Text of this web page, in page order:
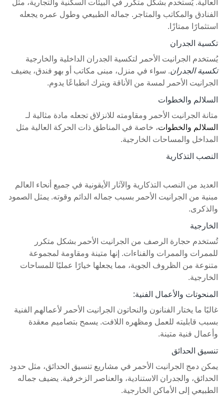
العالية. يُستخدم بشكل متكرر في البيئات السكنية والتجارية، مثل
الفنادق والمكاتب والمتاجر. جماله الطبيعي وطول عمره يجعله
استثمارًا ممتازًا.
تكسية الجدران
يُستخدم الجرانيت الأحمر لتكسية الجدران الداخلية والخارجية
تكسية الجدران. سواء في منزل، مبنى مكاتب أو بهو فندق، يضيف
الجرانيت الأحمر لمسة من الأناقة ويترك انطباعًا يدوم.
السلالم والخطوات
متانة الجرانيت الأحمر ومقاومته للانزلاق تجعله مادة مثالية لـ
السلالم والخطوات، خاصة في المناطق ذات الحركة العالية مثل
المداخل والمساحات الخارجية.
النصب التذكارية
العديد من النصب التذكارية والآثار الأيقونية في جميع أنحاء العالم
مبنية من الجرانيت الأحمر بسبب جماله الدائم وقوته. يمثل الصمود
والذكرى.
الخارجية
تُستخدم حجارة الرصف من الجرانيت الأحمر بشكل متكرر
للممرات والممرات والفناءات. إنها متينة ومقاومة لمجموعة
متنوعة من الظروف الجوية، مما يجعلها خيارًا عمليًا للمساحات
الخارجية.
المنحوتات والأعمال الفنية:
غالبًا ما يختار الفنانون والنحاتون الجرانيت الأحمر لأعمالهم الفنية
بسبب قابليته للعمل ومظهره اللافت. يسمح بتصاميم معقدة
وأعمال فنية متينة.
تنسيق الحدائق
يمكن دمج الجرانيت الأحمر في مشاريع تنسيق الحدائق، مثل حدود
الحدائق، والجدران الاستنادية، والعناصر الزخرفية. يضيف جماله
الطبيعي إلى الأماكن الخارجية.